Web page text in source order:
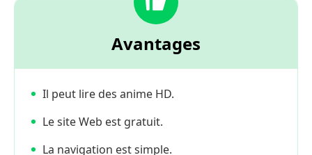
Avantages
Il peut lire des anime HD.
Le site Web est gratuit.
La navigation est simple.